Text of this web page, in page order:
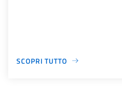
SCOPRI TUTTO